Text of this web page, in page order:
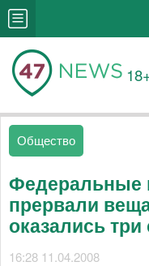
Общество
Федеральные
прервали
оказались три
16:28 11.04.2008